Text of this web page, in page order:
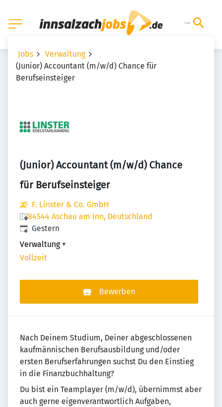
Jobs
Verwaltung
(Junior) Accountant (m/w/d) Chance für
Berufseinsteiger
(Junior) Accountant (m/w/d) Chance
für Berufseinsteiger
F. Linster & Co. GmbH
84544 Aschau am Inn, Deutschland
Veröffentlicht
Gestern
Verwaltung +
Vollzeit
Bewerben
Nach Deinem Studium, Deiner abgeschlossenen
kaufmännischen Berufsausbildung und/oder
ersten Berufserfahrungen suchst Du den Einstieg
in die Finanzbuchhaltung?
Du bist ein Teamplayer (m/w/d), übernimmst aber
auch gerne eigenverantwortlich Aufgaben,